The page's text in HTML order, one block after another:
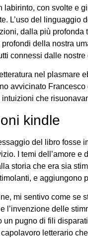
labirinto, con svolte e
L’uso del linguaggio
dalla più
della nostra
connessi dalle
nel plasmare
avvicinato
che
kindle
del libro fosse
I temi dell’amore
storia che era sia
e
mi sentivo come se
l’invenzione delle
un pugno di fili
letterario